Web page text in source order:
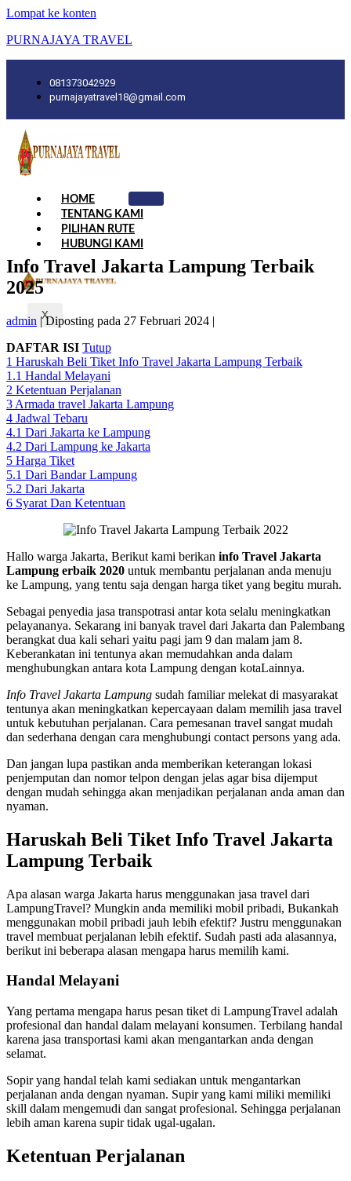
Lompat ke konten
PURNAJAYA TRAVEL
081373042929
purnajayatravel18@gmail.com
HOME
TENTANG KAMI
PILIHAN RUTE
HUBUNGI KAMI
X
Info Travel Jakarta Lampung Terbaik
2025
admin |Diposting pada 27 Februari 2024 |
DAFTAR ISI Tutup
1 Haruskah Beli Tiket Info Travel Jakarta Lampung Terbaik
1.1 Handal Melayani
2 Ketentuan Perjalanan
3 Armada travel Jakarta Lampung
4 Jadwal Tebaru
4.1 Dari Jakarta ke Lampung
4.2 Dari Lampung ke Jakarta
5 Harga Tiket
5.1 Dari Bandar Lampung
5.2 Dari Jakarta
6 Syarat Dan Ketentuan
Hallo warga Jakarta, Berikut kami berikan info Travel Jakarta
Lampung erbaik 2020 untuk membantu perjalanan anda menuju
ke Lampung, yang tentu saja dengan harga tiket yang begitu murah.
Sebagai penyedia jasa transpotrasi antar kota selalu meningkatkan
pelayananya. Sekarang ini banyak travel dari Jakarta dan Palembang
berangkat dua kali sehari yaitu pagi jam 9 dan malam jam 8.
Keberankatan ini tentunya akan memudahkan anda dalam
menghubungkan antara kota Lampung dengan kotaLainnya.
Info Travel Jakarta Lampung sudah familiar melekat di masyarakat
tentunya akan meningkatkan kepercayaan dalam memilih jasa travel
untuk kebutuhan perjalanan. Cara pemesanan travel sangat mudah
dan sederhana dengan cara menghubungi contact persons yang ada.
Dan jangan lupa pastikan anda memberikan keterangan lokasi
penjemputan dan nomor telpon dengan jelas agar bisa dijemput
dengan mudah sehingga akan menjadikan perjalanan anda aman dan
nyaman.
Haruskah Beli Tiket Info Travel Jakarta
Lampung Terbaik
Apa alasan warga Jakarta harus menggunakan jasa travel dari
LampungTravel? Mungkin anda memiliki mobil pribadi, Bukankah
menggunakan mobil pribadi jauh lebih efektif? Justru menggunakan
travel membuat perjalanan lebih efektif. Sudah pasti ada alasannya,
berikut ini beberapa alasan mengapa harus memilih kami.
Handal Melayani
Yang pertama mengapa harus pesan tiket di LampungTravel adalah
profesional dan handal dalam melayani konsumen. Terbilang handal
karena jasa transportasi kami akan mengantarkan anda dengan
selamat.
Sopir yang handal telah kami sediakan untuk mengantarkan
perjalanan anda dengan nyaman. Supir yang kami miliki memiliki
skill dalam mengemudi dan sangat profesional. Sehingga perjalanan
lebih aman karena supir tidak ugal-ugalan.
Ketentuan Perjalanan